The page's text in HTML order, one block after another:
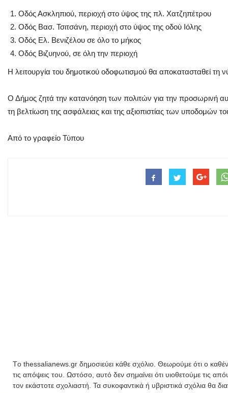
Οδός Ασκληπιού, περιοχή στο ύψος της πλ. Χατζηπέτρου
Οδός Βασ. Τσιτσάνη, περιοχή στο ύψος της οδού Ιόλης
Οδός Ελ. Βενιζέλου σε όλο το μήκος
Οδός Βιζυηνού, σε όλη την περιοχή
Η λειτουργία του δημοτικού οδοφωτισμού θα αποκατασταθεί τη
Ο Δήμος ζητά την κατανόηση των πολιτών για την προσωρινή
τη βελτίωση της ασφάλειας και της αξιοπιστίας των υποδομών
Από το γραφείο Τύπου
Tο thessalianews.gr δημοσιεύει κάθε σχόλιο. Θεωρούμε ότι ο
τις απόψεις του. Ωστόσο, αυτό δεν σημαίνει ότι υιοθετούμε τις
τον εκάστοτε σχολιαστή. Τα συκοφαντικά ή υβριστικά σχόλια θα